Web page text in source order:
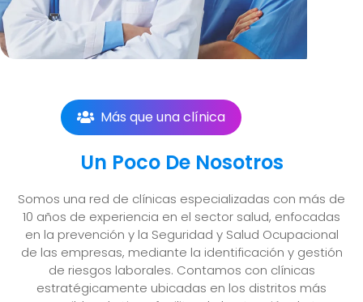
Más que una clínica
Un Poco De Nosotros
Somos una red de clínicas especializadas con más de
10 años de experiencia en el sector salud, enfocadas
en la prevención y la Seguridad y Salud Ocupacional
de las empresas, mediante la identificación y gestión
de riesgos laborales. Contamos con clínicas
estratégicamente ubicadas en los distritos más